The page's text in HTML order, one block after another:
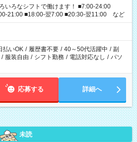
いろなシフトで働けます！ ■7:00-24:00
21:00 ■18:00-翌7:00 ■20:30-翌11:00 など
払いOK / 履歴書不要 / 40～50代活躍中 / 副
/ 服装自由 / シフト勤務 / 電話対応なし / パソ
応募する 詳細へ
未読